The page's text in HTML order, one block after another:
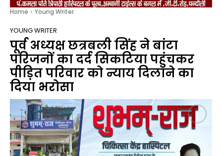
Home Young Writer
YOUNG WRITER
पूर्व अध्यक्ष छत्रबली सिंह ने बांटा
परिजनों का दर्द सिकटिया पहुंचकर
पीड़ित परिवार को न्याय दिलाने का
दिया भरोसा